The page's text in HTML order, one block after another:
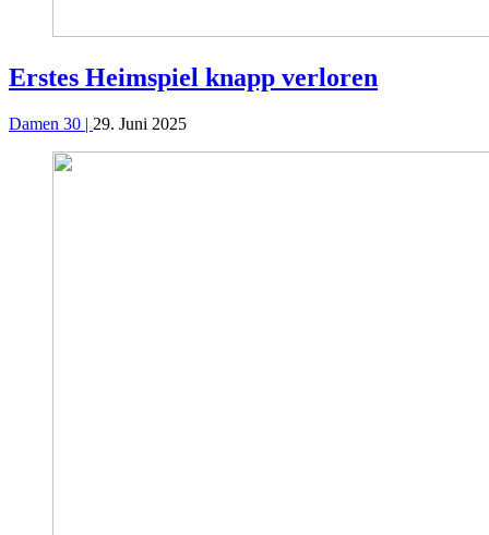
Erstes Heimspiel knapp verloren
Damen 30 | 29. Juni 2025